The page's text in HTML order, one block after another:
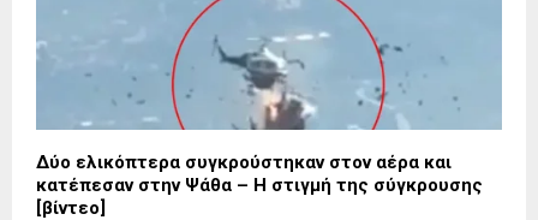
Δύο ελικόπτερα συγκρούστηκαν στον αέρα και
κατέπεσαν στην Ψάθα – Η στιγμή της σύγκρουσης
[βίντεο]